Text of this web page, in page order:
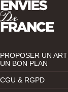
PROPOSER UN
UN BON PLAN
CGU & RGPD